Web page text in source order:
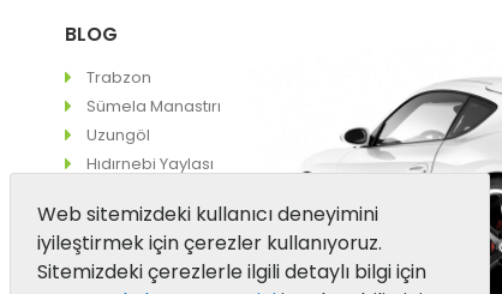
BLOG
Trabzon
Sümela Manastırı
Uzungöl
Hıdırnebi Yaylası
Web sitemizdeki kullanıcı deneyimini
iyileştirmek için çerezler kullanıyoruz.
Sitemizdeki çerezlerle ilgili detaylı bilgi için